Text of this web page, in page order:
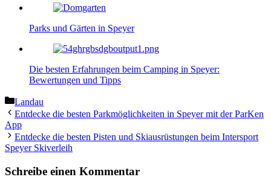
Parks und Gärten in Speyer
Die besten Erfahrungen beim Camping in Speyer:
Bewertungen und Tipps
Kategorien
Landau
Entdecke die besten Parkmöglichkeiten in Speyer mit der ParKen
App
Entdecke die besten Pisten und Skiausrüstungen beim Intersport
Speyer Skiverleih
Schreibe einen Kommentar